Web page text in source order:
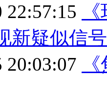
22:57:15
新疑似信号
20:03:07